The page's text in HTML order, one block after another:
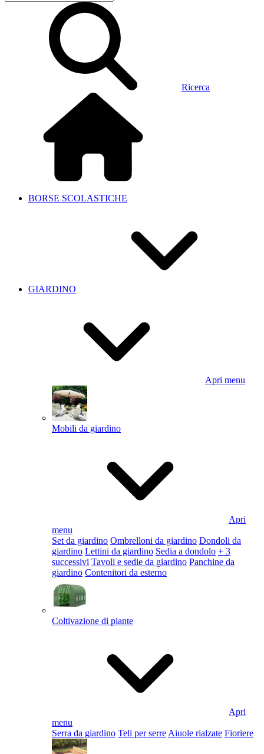
Ricerca
BORSE SCOLASTICHE
GIARDINO
Apri menu
Mobili da giardino
Apri
menu
Set da giardino Ombrelloni da giardino Dondoli da
giardino Lettini da giardino Sedia a dondolo + 3
successivi Tavoli e sedie da giardino Panchine da
giardino Contenitori da esterno
Coltivazione di piante
Apri
menu
Serra da giardino Teli per serre Aiuole rialzate Fioriere